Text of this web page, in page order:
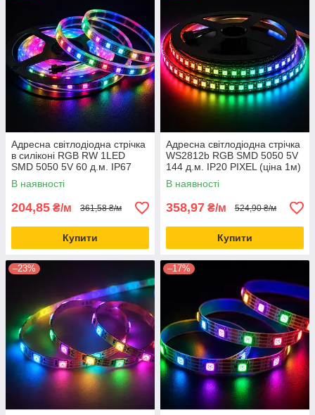
Адресна світлодіодна стрічка
в силіконі RGB RW 1LED
SMD 5050 5V 60 д.м. IP67
WS2812b чорна основа (ціна
1м)
В наявності
204,85 ₴/м 361,58 ₴/м
Купити
Адресна світлодіодна стрічка
WS2812b RGB SMD 5050 5V
144 д.м. IP20 PIXEL (ціна 1м)
В наявності
358,97 ₴/м 524,90 ₴/м
Купити
–23% –17%